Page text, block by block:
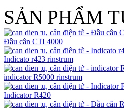
SẢN PHẨM
Đầu cân CTI 4000
Indicato r423 rinstrum
indicator R5000 rinstrum
Indicator R420